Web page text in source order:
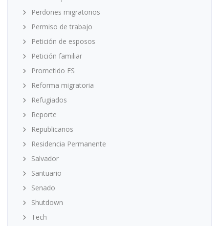
Perdones migratorios
Permiso de trabajo
Petición de esposos
Petición familiar
Prometido ES
Reforma migratoria
Refugiados
Reporte
Republicanos
Residencia Permanente
Salvador
Santuario
Senado
Shutdown
Tech